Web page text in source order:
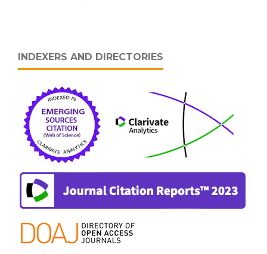
INDEXERS AND DIRECTORIES